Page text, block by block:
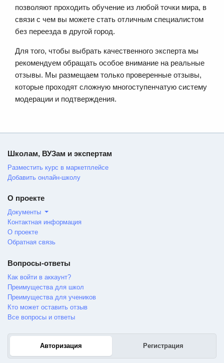
позволяют проходить обучение из любой точки мира, в
связи с чем вы можете стать отличным специалистом
без переезда в другой город.
Для того, чтобы выбрать качественного эксперта мы
рекомендуем обращать особое внимание на реальные
отзывы. Мы размещаем только проверенные отзывы,
которые проходят сложную многоступенчатую систему
модерации и подтверждения.
Школам, ВУЗам и экспертам
Разместить курс в маркетплейсе
Добавить онлайн-школу
О проекте
Документы
Контактная информация
О проекте
Обратная связь
Вопросы-ответы
Как войти в аккаунт?
Преимущества для школ
Преимущества для учеников
Кто может оставить отзыв
Все вопросы и ответы
Авторизация Регистрация